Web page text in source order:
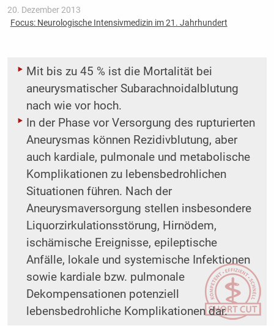
20. Dezember 2013
Focus: Neurologische Intensivmedizin im 21. Jahrhundert
Mit bis zu 45 % ist die Mortalität bei
aneurysmatischer Subarachnoidalblutung
nach wie vor hoch.
In der Phase vor Versorgung des rupturierten
Aneurysmas können Rezidivblutung, aber
auch kardiale, pulmonale und metabolische
Komplikationen zu lebensbedrohlichen
Situationen führen. Nach der
Aneurysmaversorgung stellen insbesondere
Liquorzirkulationsstörung, Hirnödem,
ischämische Ereignisse, epileptische
Anfälle, lokale und systemische Infektionen
sowie kardiale bzw. pulmonale
Dekompensationen potenziell
lebensbedrohliche Komplikationen dar.